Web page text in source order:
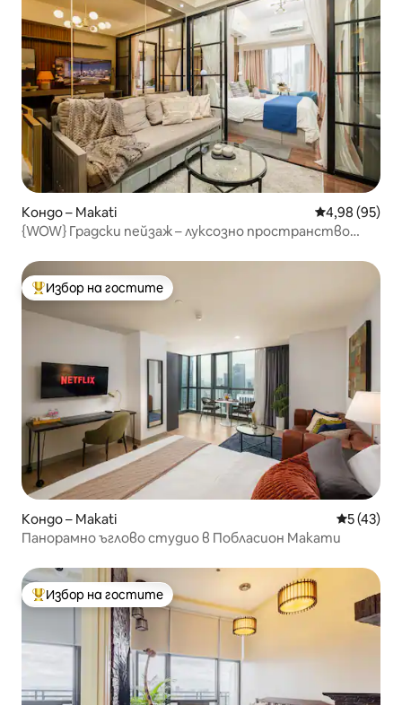
Кондо – Makati Средна
4,98 (95)
{WOW} Градски пейзаж – луксозно пространство
Най-популярен избор на гостите
Избор на гостите
Кондо – Makati Средна
5 (43)
Панорамно ъглово студио в Побласион Макати
Най-популярен избор на гостите
Избор на гостите